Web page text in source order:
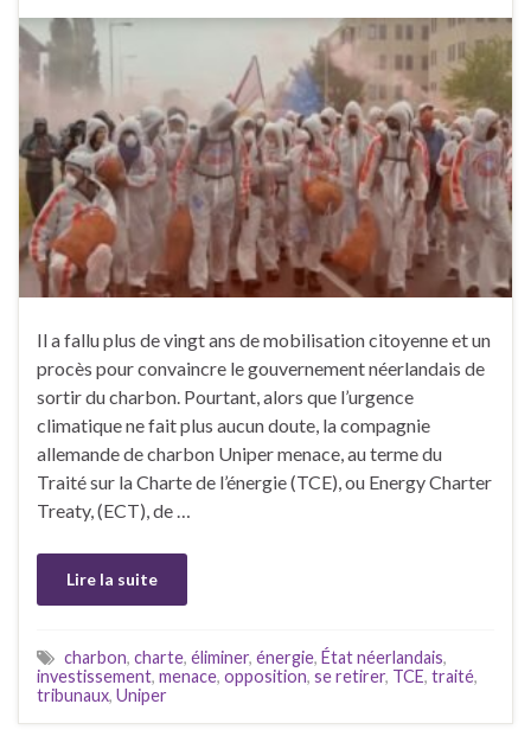
Il a fallu plus de vingt ans de mobilisation citoyenne et un
procès pour convaincre le gouvernement néerlandais de
sortir du charbon. Pourtant, alors que l’urgence
climatique ne fait plus aucun doute, la compagnie
allemande de charbon Uniper menace, au terme du
Traité sur la Charte de l’énergie (TCE), ou Energy Charter
Treaty, (ECT), de …
Lire la suite
charbon, charte, éliminer, énergie, État néerlandais,
investissement, menace, opposition, se retirer, TCE, traité,
tribunaux, Uniper